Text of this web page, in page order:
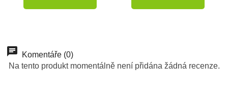
Komentáře (0)
Na tento produkt momentálně není přidána žádná recenze.